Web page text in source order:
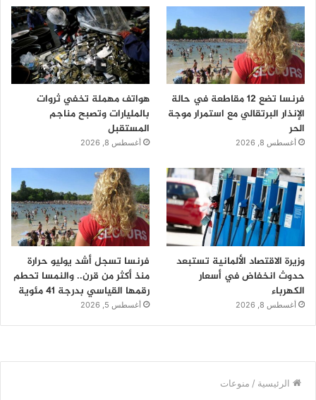
فرنسا تضع 12 مقاطعة في حالة
الإنذار البرتقالي مع استمرار موجة
الحر
أغسطس 8, 2026
هواتف مهملة تخفي ثروات
بالمليارات وتصبح مناجم
المستقبل
أغسطس 8, 2026
وزيرة الاقتصاد الألمانية تستبعد
حدوث انخفاض في أسعار
الكهرباء
أغسطس 8, 2026
فرنسا تسجل أشد يوليو حرارة
منذ أكثر من قرن.. والنمسا تحطم
رقمها القياسي بدرجة 41 مئوية
أغسطس 5, 2026